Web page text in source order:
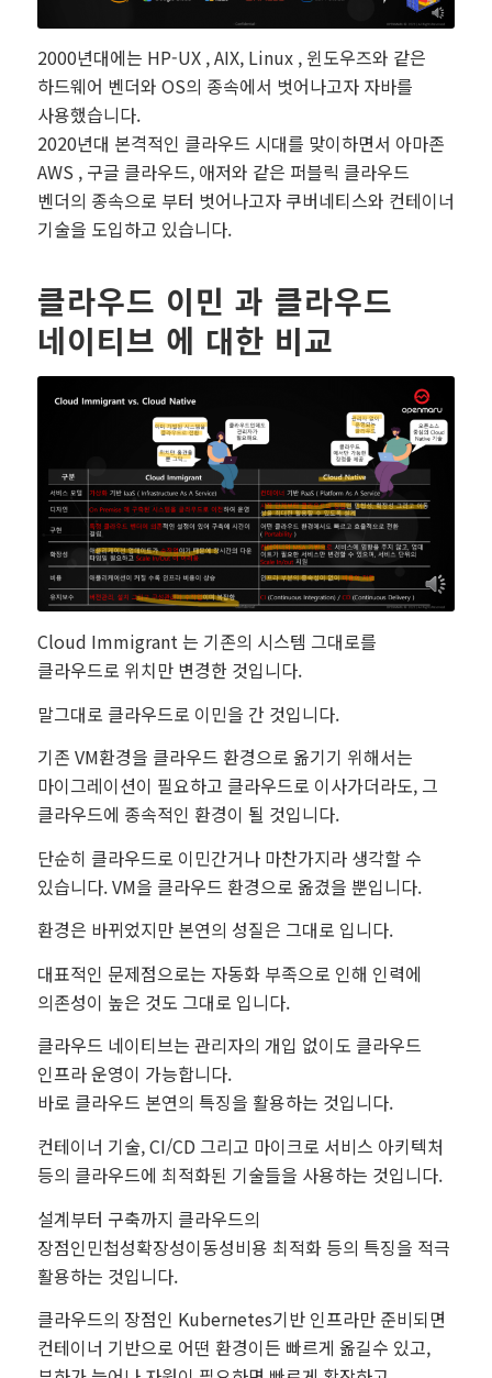
2000년대에는 HP-UX , AIX, Linux , 윈도우즈와 같은
하드웨어 벤더와 OS의 종속에서 벗어나고자 자바를
사용했습니다.
2020년대 본격적인 클라우드 시대를 맞이하면서 아마존
AWS , 구글 클라우드, 애저와 같은 퍼블릭 클라우드
벤더의 종속으로 부터 벗어나고자 쿠버네티스와 컨테이너
기술을 도입하고 있습니다.
클라우드 이민 과 클라우드
네이티브 에 대한 비교
Cloud Immigrant 는 기존의 시스템 그대로를
클라우드로 위치만 변경한 것입니다.
말그대로 클라우드로 이민을 간 것입니다.
기존 VM환경을 클라우드 환경으로 옮기기 위해서는
마이그레이션이 필요하고 클라우드로 이사가더라도, 그
클라우드에 종속적인 환경이 될 것입니다.
단순히 클라우드로 이민간거나 마찬가지라 생각할 수
있습니다. VM을 클라우드 환경으로 옮겼을 뿐입니다.
환경은 바뀌었지만 본연의 성질은 그대로 입니다.
대표적인 문제점으로는 자동화 부족으로 인해 인력에
의존성이 높은 것도 그대로 입니다.
클라우드 네이티브는 관리자의 개입 없이도 클라우드
인프라 운영이 가능합니다.
바로 클라우드 본연의 특징을 활용하는 것입니다.
컨테이너 기술, CI/CD 그리고 마이크로 서비스 아키텍처
등의 클라우드에 최적화된 기술들을 사용하는 것입니다.
설계부터 구축까지 클라우드의
장점인민첩성확장성이동성비용 최적화 등의 특징을 적극
활용하는 것입니다.
클라우드의 장점인 Kubernetes기반 인프라만 준비되면
컨테이너 기반으로 어떤 환경이든 빠르게 옮길수 있고,